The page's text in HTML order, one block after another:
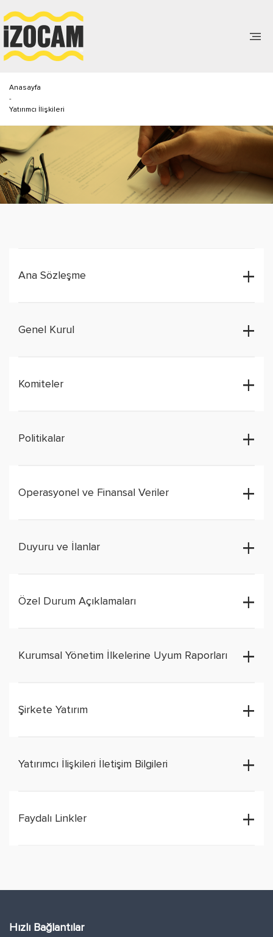
Anasayfa
-
Yatırımcı İlişkileri
Ana Sözleşme
Genel Kurul
Komiteler
Politikalar
Operasyonel ve Finansal Veriler
Duyuru ve İlanlar
Özel Durum Açıklamaları
Kurumsal Yönetim İlkelerine Uyum Raporları
Şirkete Yatırım
Yatırımcı İlişkileri İletişim Bilgileri
Faydalı Linkler
Hızlı Bağlantılar